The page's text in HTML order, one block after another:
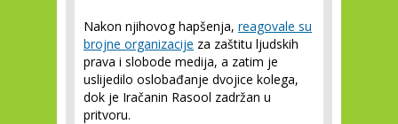
Nakon njihovog hapšenja, reagovale su
brojne organizacije za zaštitu ljudskih
prava i slobode medija, a zatim je
uslijedilo oslobađanje dvojice kolega,
dok je Iračanin Rasool zadržan u
pritvoru.